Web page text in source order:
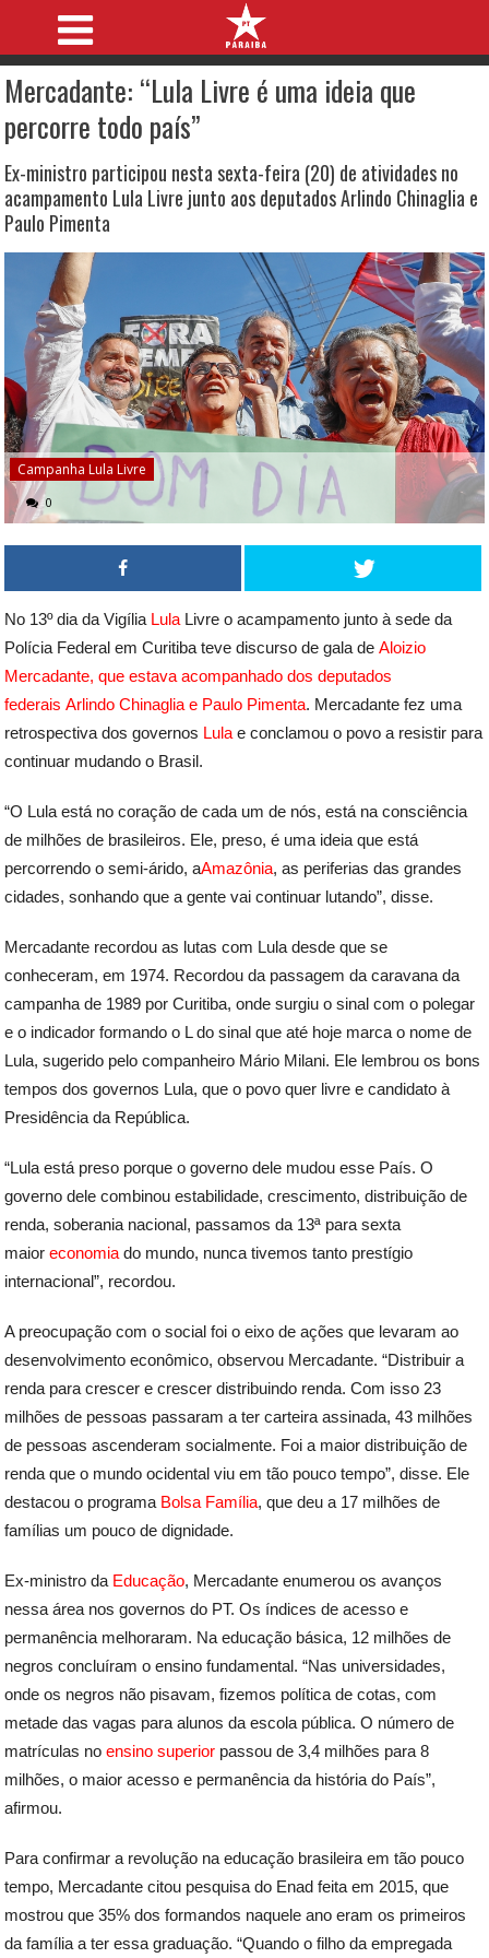
Mercadante: “Lula Livre é uma ideia que
percorre todo país”
Ex-ministro participou nesta sexta-feira (20) de atividades no
acampamento Lula Livre junto aos deputados Arlindo Chinaglia e
Paulo Pimenta
Campanha Lula Livre
0
No 13º dia da Vigília Lula Livre o acampamento junto à sede da
Polícia Federal em Curitiba teve discurso de gala deAloizio
Mercadante, que estava acompanhado dos deputados
federais Arlindo Chinaglia e Paulo Pimenta. Mercadante fez uma
retrospectiva dos governos Lula e conclamou o povo a resistir para
continuar mudando o Brasil.
“O Lula está no coração de cada um de nós, está na consciência
de milhões de brasileiros. Ele, preso, é uma ideia que está
percorrendo o semi-árido, aAmazônia, as periferias das grandes
cidades, sonhando que a gente vai continuar lutando”, disse.
Mercadante recordou as lutas com Lula desde que se
conheceram, em 1974. Recordou da passagem da caravana da
campanha de 1989 por Curitiba, onde surgiu o sinal com o polegar
e o indicador formando o L do sinal que até hoje marca o nome de
Lula, sugerido pelo companheiro Mário Milani. Ele lembrou os bons
tempos dos governos Lula, que o povo quer livre e candidato à
Presidência da República.
“Lula está preso porque o governo dele mudou esse País. O
governo dele combinou estabilidade, crescimento, distribuição de
renda, soberania nacional, passamos da 13ª para sexta
maioreconomia do mundo, nunca tivemos tanto prestígio
internacional”, recordou.
A preocupação com o social foi o eixo de ações que levaram ao
desenvolvimento econômico, observou Mercadante. “Distribuir a
renda para crescer e crescer distribuindo renda. Com isso 23
milhões de pessoas passaram a ter carteira assinada, 43 milhões
de pessoas ascenderam socialmente. Foi a maior distribuição de
renda que o mundo ocidental viu em tão pouco tempo”, disse. Ele
destacou o programa Bolsa Família, que deu a 17 milhões de
famílias um pouco de dignidade.
Ex-ministro da Educação, Mercadante enumerou os avanços
nessa área nos governos do PT. Os índices de acesso e
permanência melhoraram. Na educação básica, 12 milhões de
negros concluíram o ensino fundamental. “Nas universidades,
onde os negros não pisavam, fizemos política de cotas, com
metade das vagas para alunos da escola pública. O número de
matrículas noensino superior passou de 3,4 milhões para 8
milhões, o maior acesso e permanência da história do País”,
afirmou.
Para confirmar a revolução na educação brasileira em tão pouco
tempo, Mercadante citou pesquisa do Enad feita em 2015, que
mostrou que 35% dos formandos naquele ano eram os primeiros
da família a ter essa graduação. “Quando o filho da empregada